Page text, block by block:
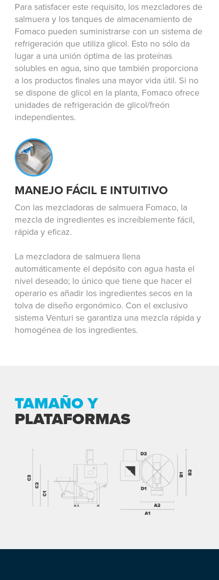
Para satisfacer este requisito, los mezcladores de
salmuera y los tanques de almacenamiento de
Fomaco pueden suministrarse con un sistema de
refrigeración que utiliza glicol. Esto no sólo da
lugar a una unión óptima de las proteínas
solubles en agua, sino que también proporciona
a los productos finales una mayor vida útil. Si no
se dispone de glicol en la planta, Fomaco ofrece
unidades de refrigeración de glicol/freón
independientes.
MANEJO FÁCIL E INTUITIVO
Con las mezcladoras de salmuera Fomaco, la
mezcla de ingredientes es increíblemente fácil,
rápida y eficaz.
La mezcladora de salmuera llena
automáticamente el depósito con agua hasta el
nivel deseado; lo único que tiene que hacer el
operario es añadir los ingredientes secos en la
tolva de diseño ergonómico. Con el exclusivo
sistema Venturi se garantiza una mezcla rápida y
homogénea de los ingredientes.
TAMAÑO Y
PLATAFORMAS